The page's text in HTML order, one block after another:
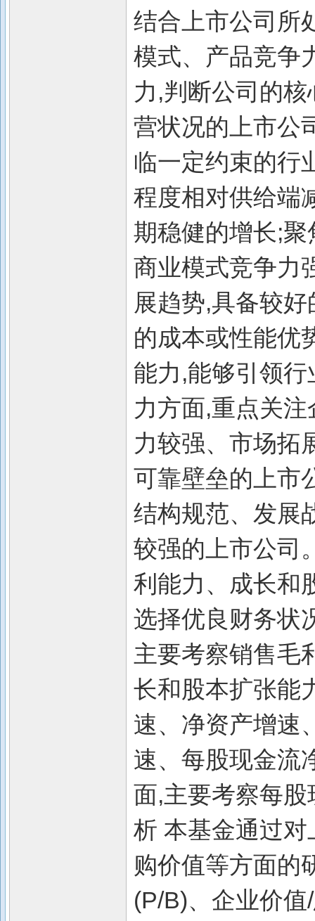
结合上市公司所
模式、产品竞争
力,判断公司的
营状况的上市公
临一定约束的行
程度相对供给端
期稳健的增长;
商业模式竞争力
展趋势,具备较
的成本或性能优
能力,能够引领
力方面,重点关
力较强、市场拓
可靠壁垒的上市
结构规范、发展
较强的上市公司
利能力、成长和
选择优良财务状
主要考察销售毛
长和股本扩张能
速、净资产增速
速、每股现金流
面,主要考察每
析 本基金通过
购价值等方面的
(P/B)、企业价